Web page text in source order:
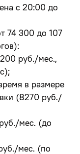
с 20:00 до
74 300 до 107
руб./мес.,
в размере
(8270 руб./
мес. (до
мес. (по